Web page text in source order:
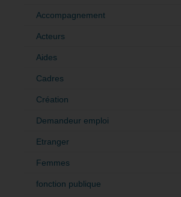
Accompagnement
Acteurs
Aides
Cadres
Création
Demandeur emploi
Etranger
Femmes
fonction publique